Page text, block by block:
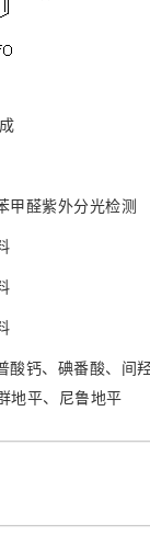
甲醛紫外分光检测
酸钙、碘番酸、间
地平、尼鲁地平